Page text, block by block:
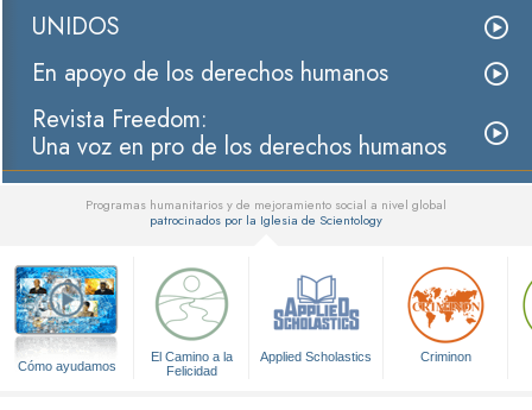
UNIDOS
En apoyo de los derechos humanos
Revista Freedom:
Una voz en pro de los derechos humanos
Programas humanitarios y de mejoramiento social a nivel global
patrocinados por la Iglesia de Scientology
Cómo ayudamos
El Camino a la
Felicidad
Applied Scholastics Criminon